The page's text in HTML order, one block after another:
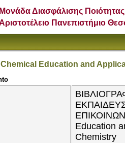
Μονάδα Διασφάλισης Ποιότητας
Πανεπιστήμιο
Education and
Education
Chemistry